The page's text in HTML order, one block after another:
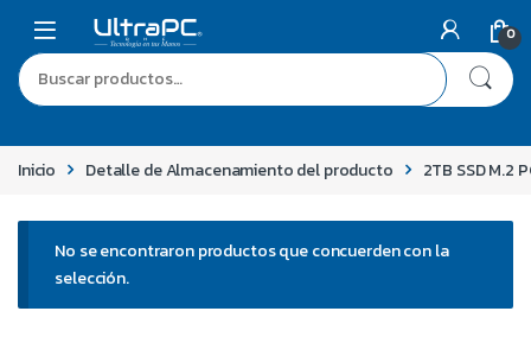
0
Inicio Detalle de Almacenamiento del producto 2TB SSD M.2
No se encontraron productos que concuerden con la
selección.